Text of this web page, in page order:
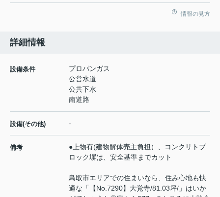
情報の見方
詳細情報
設備条件
プロパンガス
公営水道
公共下水
南道路
設備(その他) -
備考
●上物有(建物解体売主負担）、コンクリトブ
ロック塀は、安全基準までカット
鳥取市エリアでの住まいなら、住み心地も快
適な「【No.7290】大覚寺/81.03坪/」はいか